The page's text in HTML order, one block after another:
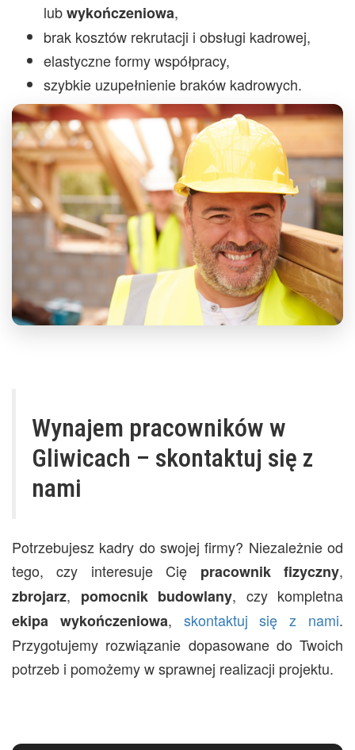
lubwykończeniowa,
brak kosztów rekrutacji i obsługi kadrowej,
elastyczne formy współpracy,
szybkie uzupełnienie braków kadrowych.
Wynajem pracowników w
Gliwicach – skontaktuj się z
nami
Potrzebujesz kadry do swojej firmy? Niezależnie od
tego, czy interesuje Cię pracownik fizyczny,
zbrojarz, pomocnik budowlany, czy kompletna
ekipa wykończeniowa, skontaktuj się z nami.
Przygotujemy rozwiązanie dopasowane do Twoich
potrzeb i pomożemy w sprawnej realizacji projektu.